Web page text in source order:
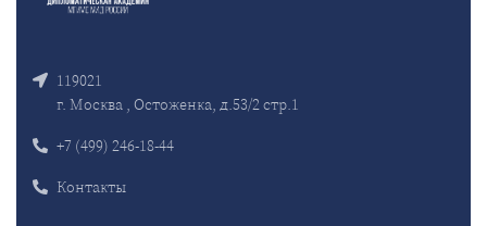
119021
г. Москва , Остоженка, д.53/2 стр.1
+7 (499) 246-18-44
Контакты